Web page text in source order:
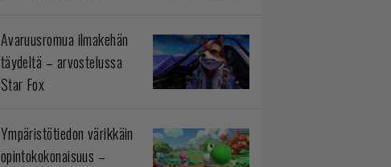
Avaruusromua ilmakehän
täydeltä – arvostelussa
Star Fox
Ympäristötiedon värikkäin
opintokokonaisuus –